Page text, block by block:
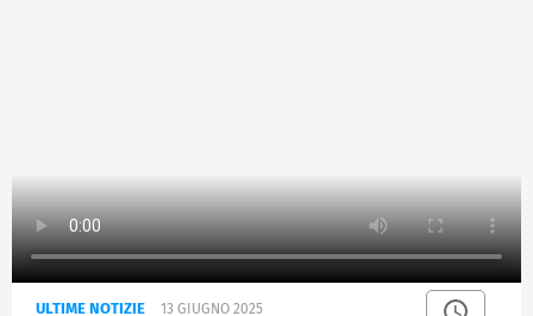
ULTIME NOTIZIE 13 GIUGNO 2025